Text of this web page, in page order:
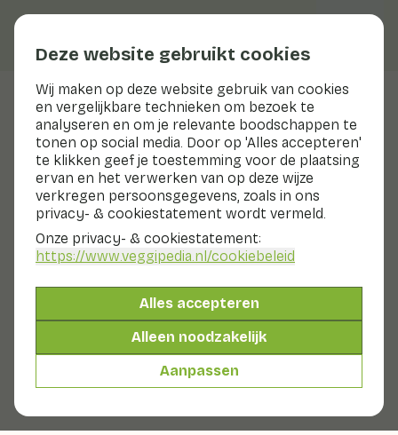
Deze website gebruikt cookies
Wij maken op deze website gebruik van cookies
en vergelijkbare technieken om bezoek te
analyseren en om je relevante boodschappen te
tonen op social media. Door op 'Alles accepteren'
te klikken geef je toestemming voor de plaatsing
ervan en het verwerken van op deze wijze
verkregen persoonsgegevens, zoals in ons
privacy- & cookiestatement wordt vermeld.
Onze privacy- & cookiestatement:
https://www.veggipedia.nl/cookiebeleid
Alles accepteren
Alleen noodzakelijk
Aanpassen
Bladpeterselie
Bereiden & bewaren
BereidenBewaren
Voeg de blaadjes kort voor het serveren aan het
gerecht toe.
Platte of Italiaanse peterselie kun je aan warme
gerechten toevoegen. De platte peterselie behoudt
beter zijn smaak dan krulpeterselie.
Bladpeterselie schoonmaken
Was de peterselie in ruim water.